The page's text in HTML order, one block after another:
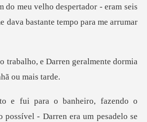
- eram seis
dava bastant
e Darren geralmente dormia
fazendo o
possível - Da